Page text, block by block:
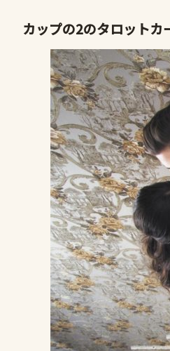
カップの2のタロットカ